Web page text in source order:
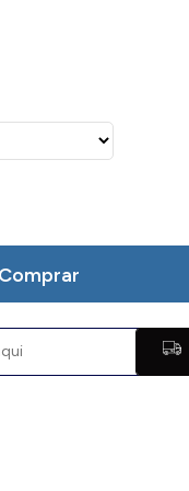
Comprar